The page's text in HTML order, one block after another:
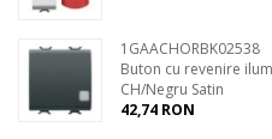
1GAACHORBK02538
Buton cu revenire
CH/Negru Satin
42,74 RON